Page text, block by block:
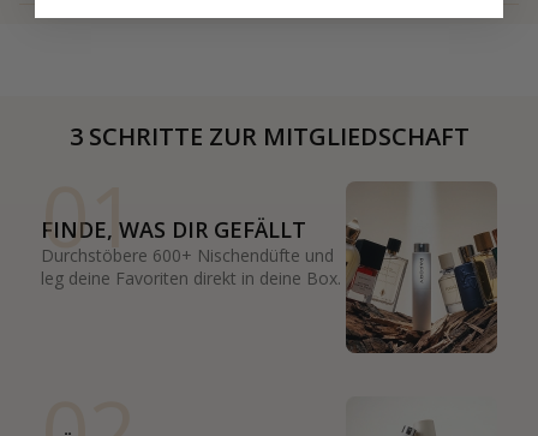
3 SCHRITTE ZUR MITGLIEDSCHAFT
01
FINDE, WAS DIR GEFÄLLT
Durchstöbere 600+ Nischendüfte und
leg deine Favoriten direkt in deine Box.